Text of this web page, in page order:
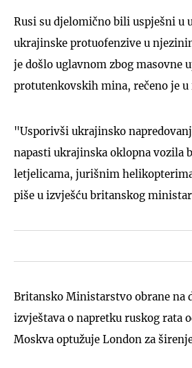
Rusi su djelomično bili uspješni u
ukrajinske protuofenzive u
je došlo uglavnom zbog masovne
protutenkovskih mina, rečeno je u
"Usporivši ukrajinsko
napasti ukrajinska oklopna vozila
letjelicama, jurišnim
piše u izvješću britanskog
Britansko Ministarstvo obrane na
izvještava o napretku ruskog rata
Moskva optužuje London za